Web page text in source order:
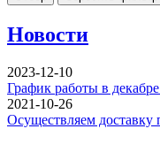
Новости
2023-12-10
График работы в
2021-10-26
Осуществляем доставку